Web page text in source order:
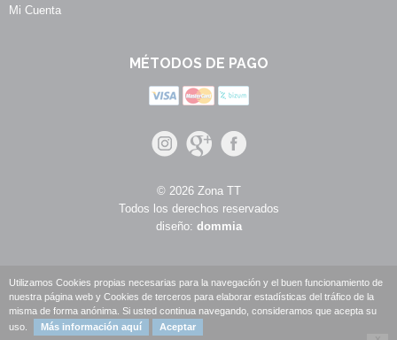
Mi Cuenta
MÉTODOS DE PAGO
© 2026 Zona TT
Todos los derechos reservados
diseño: dommia
Utilizamos Cookies propias necesarias para la navegación y el buen funcionamiento de
nuestra página web y Cookies de terceros para elaborar estadísticas del tráfico de la
misma de forma anónima. Si usted continua navegando, consideramos que acepta su
uso.
Más información aquí Aceptar